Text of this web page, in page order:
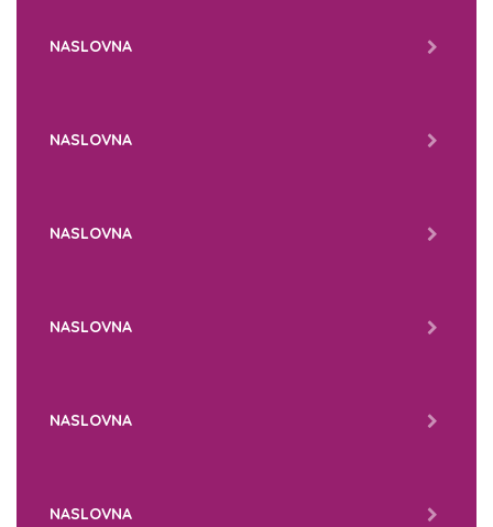
NASLOVNA
NASLOVNA
NASLOVNA
NASLOVNA
NASLOVNA
NASLOVNA